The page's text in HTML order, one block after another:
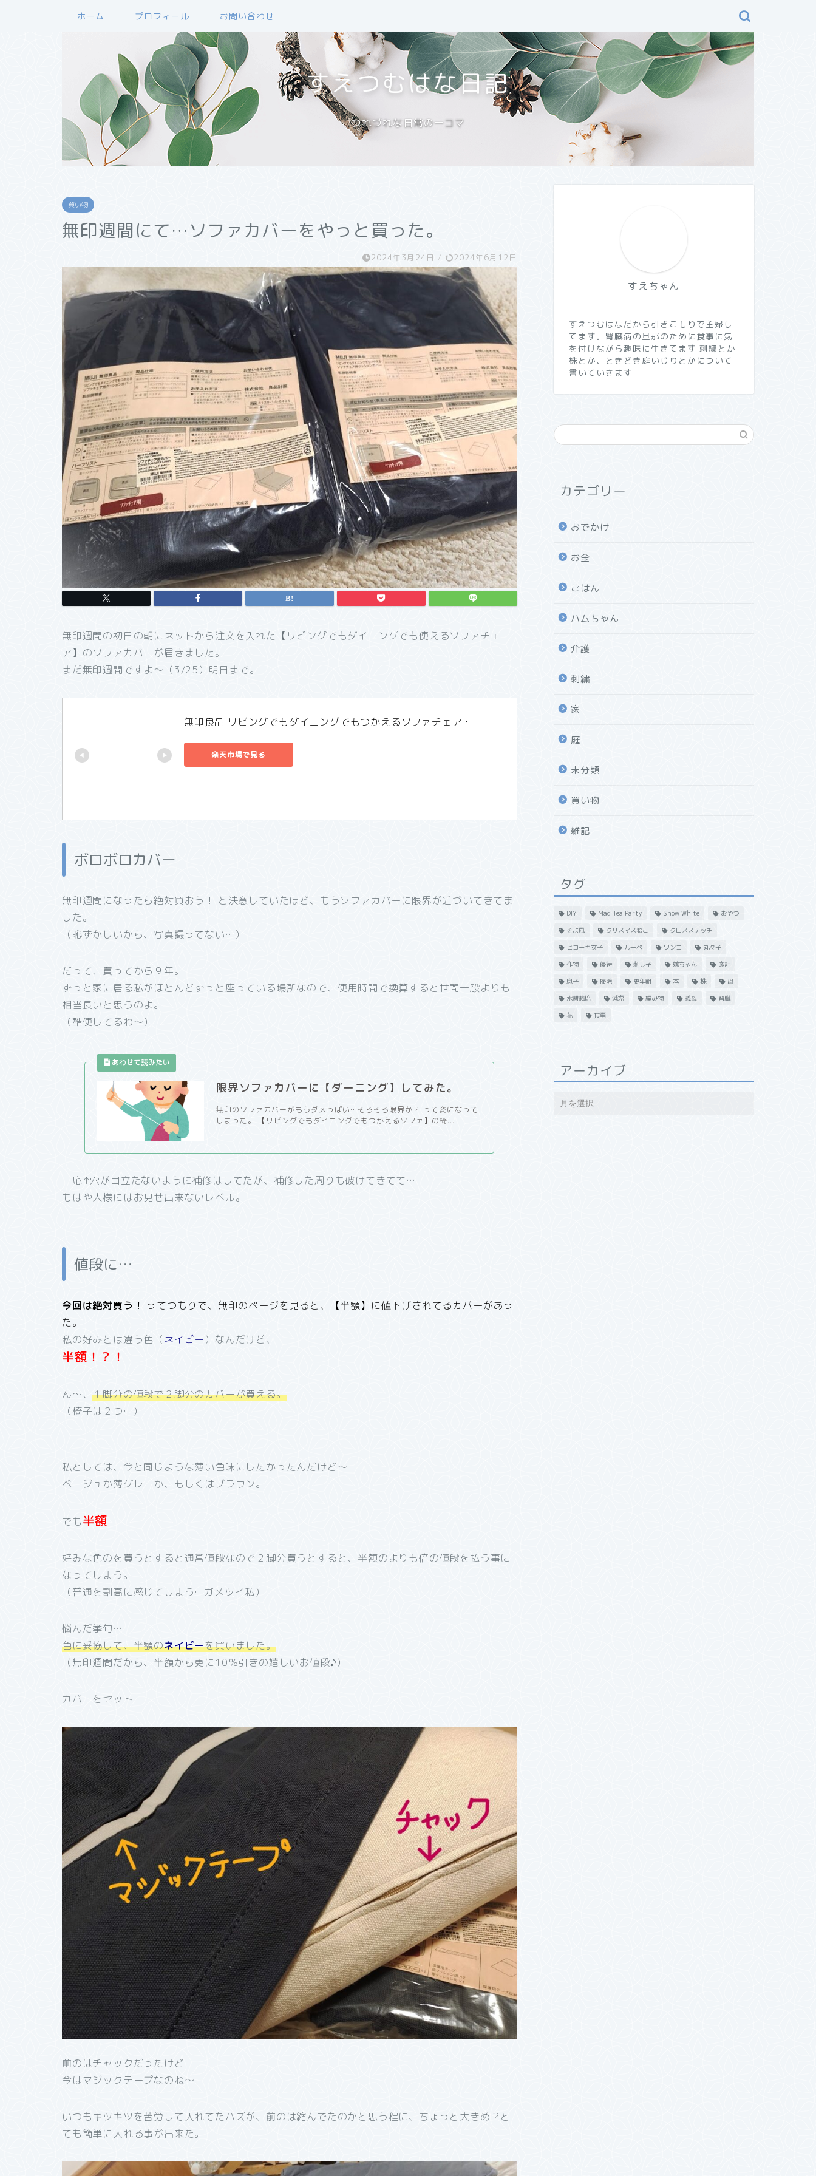
ホーム プロフィール お問い合わせ
すえつむはな日記
つれづれな日常の一コマ
買い物
無印週間にて…ソファカバーをやっと買った。
2024年3月24日 / 2024年6月12日
無印週間の初日の朝にネットから注文を入れた【リビングでもダイニングでも使えるソファチェ
ア】のソファカバーが届きました。
まだ無印週間ですよ～（3/25）明日まで。
無印良品 リビングでもダイニングでもつかえるソファチェア・
楽天市場で見る
ボロボロカバー
無印週間になったら絶対買おう！ と決意していたほど、もうソファカバーに限界が近づいてきてま
した。
（恥ずかしいから、写真撮ってない…）
だって、買ってから９年。
ずっと家に居る私がほとんどずっと座っている場所なので、使用時間で換算すると世間一般よりも
相当長いと思うのよ。
（酷使してるわ～）
限界ソファカバーに【ダーニング】してみた。
無印のソファカバーがもうダメっぽい…そろそろ限界か？ って姿になって
しまった。 【リビングでもダイニングでもつかえるソファ】の椅...
一応↑穴が目立たないように補修はしてたが、補修した周りも破けてきてて…
もはや人様にはお見せ出来ないレベル。
値段に…
今回は絶対買う！ ってつもりで、無印のページを見ると、【半額】に値下げされてるカバーがあっ
た。
私の好みとは違う色（ ネイビー）なんだけど、
半額！？！
ん～、１脚分の値段で２脚分のカバーが買える。
（椅子は２つ…）
私としては、今と同じような薄い色味にしたかったんだけど～
ベージュか薄グレーか、もしくはブラウン。
でも半額…
好みな色のを買うとすると通常値段なので２脚分買うとすると、半額のよりも倍の値段を払う事に
なってしまう。
（普通を割高に感じてしまう…ガメツイ私）
悩んだ挙句…
色に妥協して、半額のネイビーを買いました。
（無印週間だから、半額から更に10％引きの嬉しいお値段♪）
カバーをセット
前のはチャックだったけど…
今はマジックテープなのね～
いつもキツキツを苦労して入れてたハズが、前のは縮んでたのかと思う程に、ちょっと大きめ？と
ても簡単に入れる事が出来た。
すえちゃん
すえつむはなだから引きこもりで主婦し
てます。腎臓病の旦那のために食事に気
を付けながら趣味に生きてます 刺繍とか
株とか、ときどき庭いじりとかについて
書いていきます
カテゴリー
おでかけ
お金
ごはん
ハムちゃん
介護
刺繍
家
庭
未分類
買い物
雑記
タグ
DIY Mad Tea Party Snow White
おやつ
そよ風
クリスマスねこ
クロスステッチ
ヒコーキ女子
ルーペ ワンコ
丸々子
作物
優待 刺し子 嫁ちゃん
家計
息子
掃除 更年期 本 株
母
水耕栽培
減塩 編み物 義母
腎臓
花
食事
アーカイブ